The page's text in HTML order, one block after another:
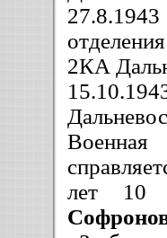
2КА
Военная
лет 10